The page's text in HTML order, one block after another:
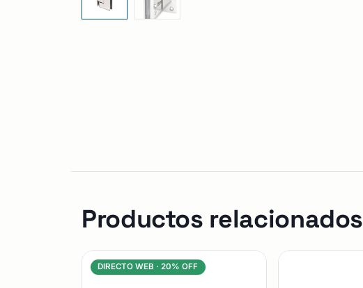
Productos relacionados
DIRECTO WEB ·20% OFF